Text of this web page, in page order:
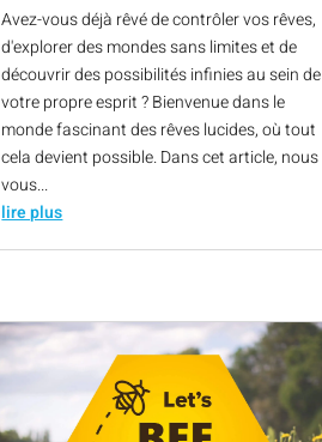
Avez-vous déjà rêvé de contrôler vos rêves,
d'explorer des mondes sans limites et de
découvrir des possibilités infinies au sein de
votre propre esprit ? Bienvenue dans le
monde fascinant des rêves lucides, où tout
cela devient possible. Dans cet article, nous
vous...
lire plus